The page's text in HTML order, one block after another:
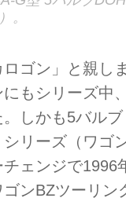
。
ゴン」と親し
もシリーズ中
。しかも5バル
リーズ（ワゴ
ェンジで1996
ンBZツーリン